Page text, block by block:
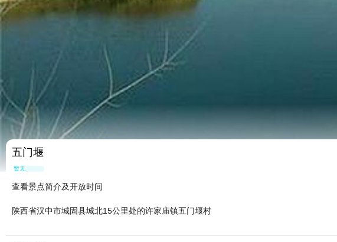
五门堰
暂无点评
查看景点简介及开放时间
陕西省汉中市城固县城北15公里处的许家庙镇五门堰村